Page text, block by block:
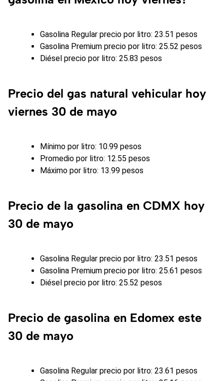
Gasolina Regular precio por litro: 23.51 pesos
Gasolina Premium precio por litro: 25.52 pesos
Diésel precio por litro: 25.83 pesos
Precio del gas natural vehicular hoy
viernes 30 de mayo
Mínimo por litro: 10.99 pesos
Promedio por litro: 12.55 pesos
Máximo por litro: 13.99 pesos
Precio de la gasolina en CDMX hoy
30 de mayo
Gasolina Regular precio por litro: 23.51 pesos
Gasolina Premium precio por litro: 25.61 pesos
Diésel precio por litro: 25.52 pesos
Precio de gasolina en Edomex este
30 de mayo
Gasolina Regular precio por litro: 23.61 pesos